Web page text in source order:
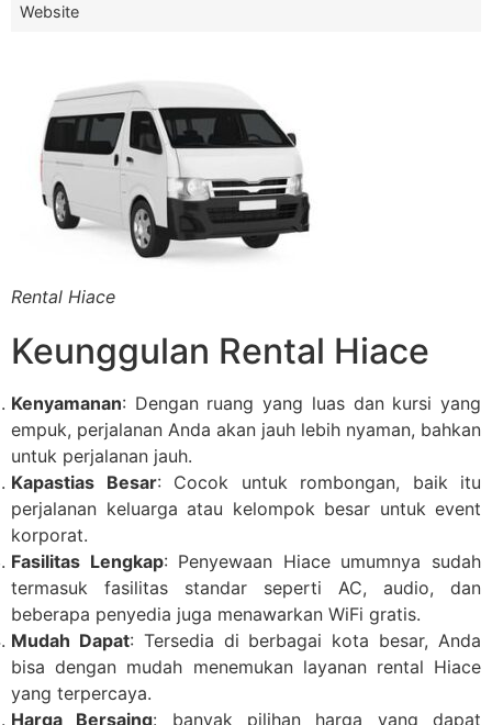
Website
Rental Hiace
Keunggulan Rental Hiace
Kenyamanan: Dengan ruang yang luas dan kursi yang
empuk, perjalanan Anda akan jauh lebih nyaman, bahkan
untuk perjalanan jauh.
Kapastias Besar: Cocok untuk rombongan, baik itu
perjalanan keluarga atau kelompok besar untuk event
korporat.
Fasilitas Lengkap: Penyewaan Hiace umumnya sudah
termasuk fasilitas standar seperti AC, audio, dan
beberapa penyedia juga menawarkan WiFi gratis.
Mudah Dapat: Tersedia di berbagai kota besar, Anda
bisa dengan mudah menemukan layanan rental Hiace
yang terpercaya.
Harga Bersaing: banyak pilihan harga yang dapat